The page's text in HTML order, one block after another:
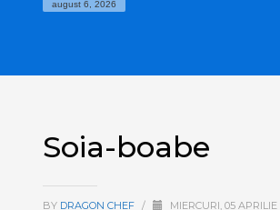
august 6, 2026
Soia-boabe
BY DRAGON CHEF / MIERCURI, 05 APRILIE